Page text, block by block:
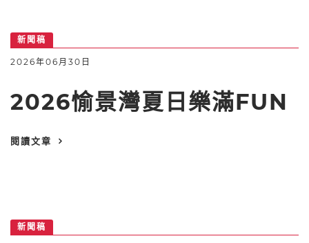
新聞稿
2026年06月30日
2026愉景灣夏日樂滿FUN
閱讀文章
新聞稿